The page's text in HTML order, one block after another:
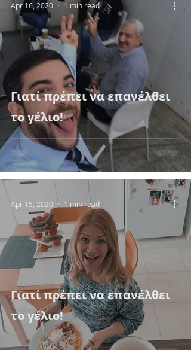
Γιατί πρέπει να επανέλθει
το γέλιο!
Apr 16, 2020 1 min read
Γιατί πρέπει να επανέλθει
το γέλιο!
Apr 15, 2020 1 min read